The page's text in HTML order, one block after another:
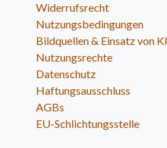
Widerrufsrecht
Nutzungsbedingungen
Bildquellen & Einsatz von KI
Nutzungsrechte
Datenschutz
Haftungsausschluss
AGBs
EU-Schlichtungsstelle